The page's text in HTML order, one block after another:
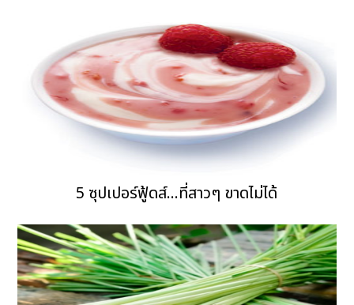
5 ซุปเปอร์ฟู้ดส์...ที่สาวๆ ขาดไม่ได้